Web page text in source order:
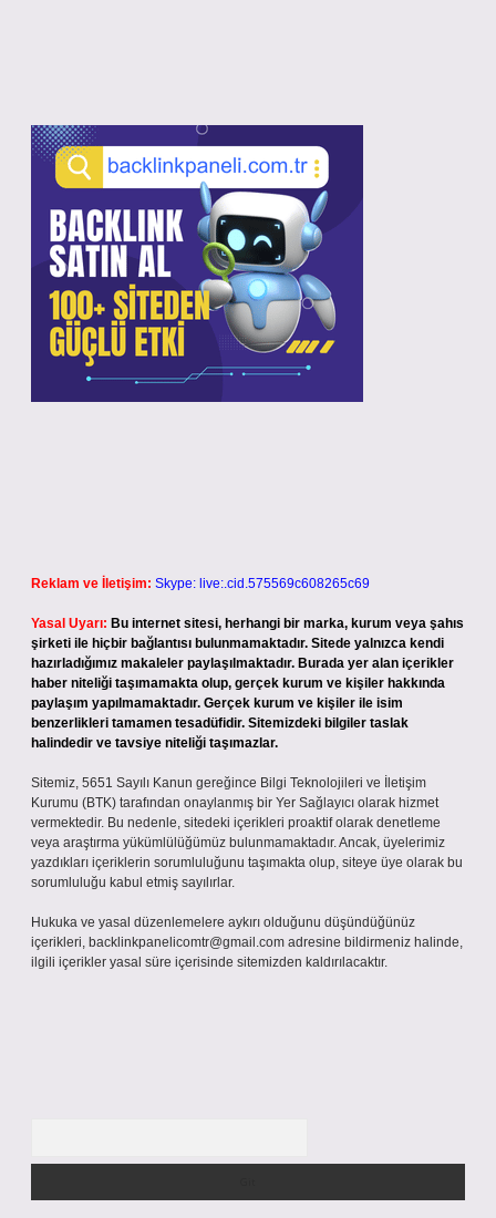
Reklam ve İletişim: Skype: live:.cid.575569c608265c69
Yasal Uyarı: Bu internet sitesi, herhangi bir marka, kurum veya şahıs
şirketi ile hiçbir bağlantısı bulunmamaktadır. Sitede yalnızca kendi
hazırladığımız makaleler paylaşılmaktadır. Burada yer alan içerikler
haber niteliği taşımamakta olup, gerçek kurum ve kişiler hakkında
paylaşım yapılmamaktadır. Gerçek kurum ve kişiler ile isim
benzerlikleri tamamen tesadüfidir. Sitemizdeki bilgiler taslak
halindedir ve tavsiye niteliği taşımazlar.
Sitemiz, 5651 Sayılı Kanun gereğince Bilgi Teknolojileri ve İletişim
Kurumu (BTK) tarafından onaylanmış bir Yer Sağlayıcı olarak hizmet
vermektedir. Bu nedenle, sitedeki içerikleri proaktif olarak denetleme
veya araştırma yükümlülüğümüz bulunmamaktadır. Ancak, üyelerimiz
yazdıkları içeriklerin sorumluluğunu taşımakta olup, siteye üye olarak bu
sorumluluğu kabul etmiş sayılırlar.
Hukuka ve yasal düzenlemelere aykırı olduğunu düşündüğünüz
içerikleri, backlinkpanelicomtr@gmail.com adresine bildirmeniz halinde,
ilgili içerikler yasal süre içerisinde sitemizden kaldırılacaktır.